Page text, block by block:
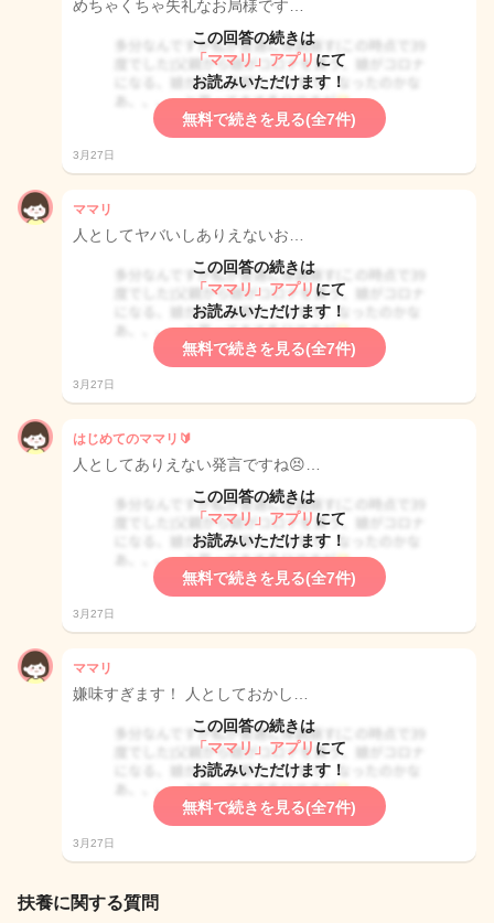
めちゃくちゃ失礼なお局様です…
この回答の続きは
「ママリ」アプリ にて
お読みいただけます！
無料で続きを見る(全7件)
3月27日
ママリ
人としてヤバいしありえないお…
この回答の続きは
「ママリ」アプリ にて
お読みいただけます！
無料で続きを見る(全7件)
3月27日
はじめてのママリ🔰
人としてありえない発言ですね😣…
この回答の続きは
「ママリ」アプリ にて
お読みいただけます！
無料で続きを見る(全7件)
3月27日
ママリ
嫌味すぎます！ 人としておかし…
この回答の続きは
「ママリ」アプリ にて
お読みいただけます！
無料で続きを見る(全7件)
3月27日
扶養に関する質問